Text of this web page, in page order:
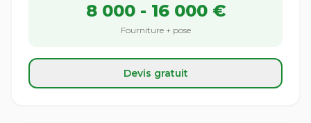
8 000 - 16 000 €
Fourniture + pose
Devis gratuit